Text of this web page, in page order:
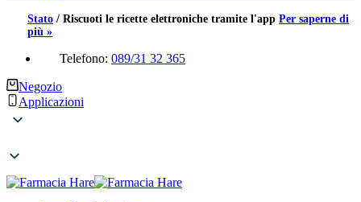
Stato / Riscuoti le ricette elettroniche tramite l'app Per saperne di
più »
Telefono: 089/31 32 365
Negozio
Applicazioni